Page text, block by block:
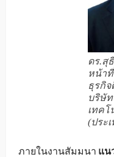
ดร.สุ
หน้า
ธุรกิจ
บริษัท
เทคโ
(ประ
ภายในงานสัมมนา แน